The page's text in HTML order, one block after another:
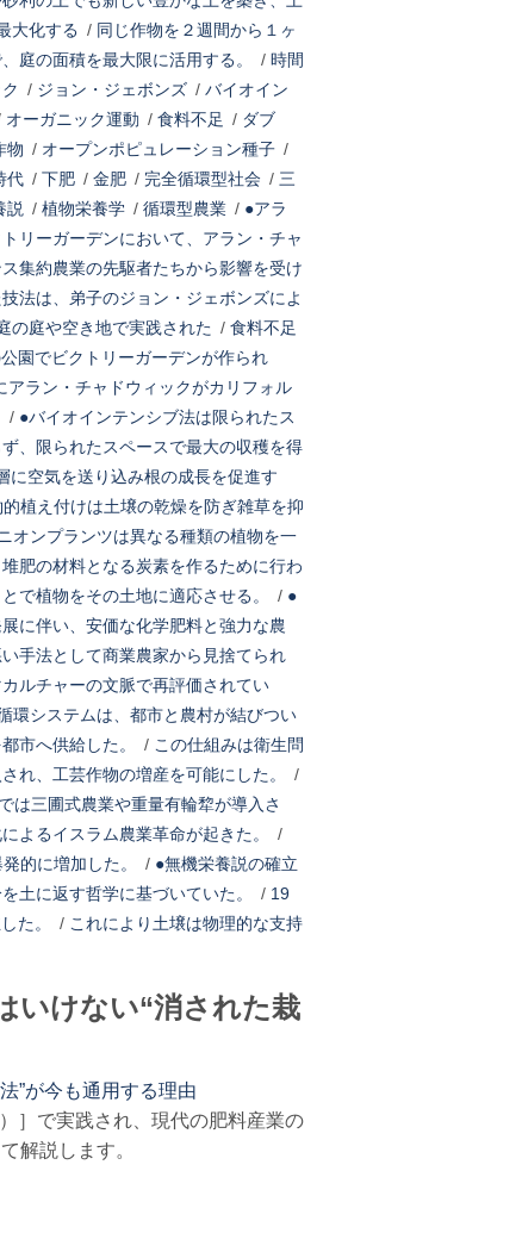
大化する / 同じ作物を２週間から１ヶ
庭の面積を最大限に活用する。 / 時間
/ ジョン・ジェボンズ/ バイオイン
オーガニック運動 / 食料不足 / ダブ
物 / オープンポピュレーション種子/
代/ 下肥/ 金肥/ 完全循環型社会/ 三
説/ 植物栄養学/ 循環型農業/ ●アラ
リーガーデンにおいて、アラン・チャ
集約農業の先駆者たちから影響を受け
法は、弟子のジョン・ジェボンズによ
の庭や空き地で実践された / 食料不足
園でビクトリーガーデンが作られ
アラン・チャドウィックがカリフォル
/ ●バイオインテンシブ法は限られたス
、限られたスペースで最大の収穫を得
に空気を送り込み根の成長を促進す
植え付けは土壌の乾燥を防ぎ雑草を抑
オンプランツは異なる種類の植物を一
肥の材料となる炭素を作るために行わ
で植物をその土地に適応させる。 / ●
に伴い、安価な化学肥料と強力な農
手法として商業農家から見捨てられ
ルチャーの文脈で再評価されてい
環システムは、都市と農村が結びつい
市へ供給した。 / この仕組みは衛生問
れ、工芸作物の増産を可能にした。
/
は三圃式農業や重量有輪犂が導入さ
よるイスラム農業革命が起きた。
/
的に増加した。
/ ●無機栄養説の確立
土に返す哲学に基づいていた。 / 19
た。
/ これにより土壌は物理的な支持
いけない“消された栽
”が今も通用する理由
］で実践され、現代の肥料産業の
解説します。